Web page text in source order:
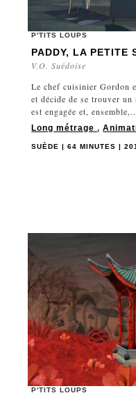
P'TITS LOUPS
PADDY, LA PETITE
V.O. Suédoise
Le chef cuisinier Gordon
et décide de se trouver
est engagée et,
Long métrage,
SUÈDE | 64 MINUTES |
P'TITS LOUPS